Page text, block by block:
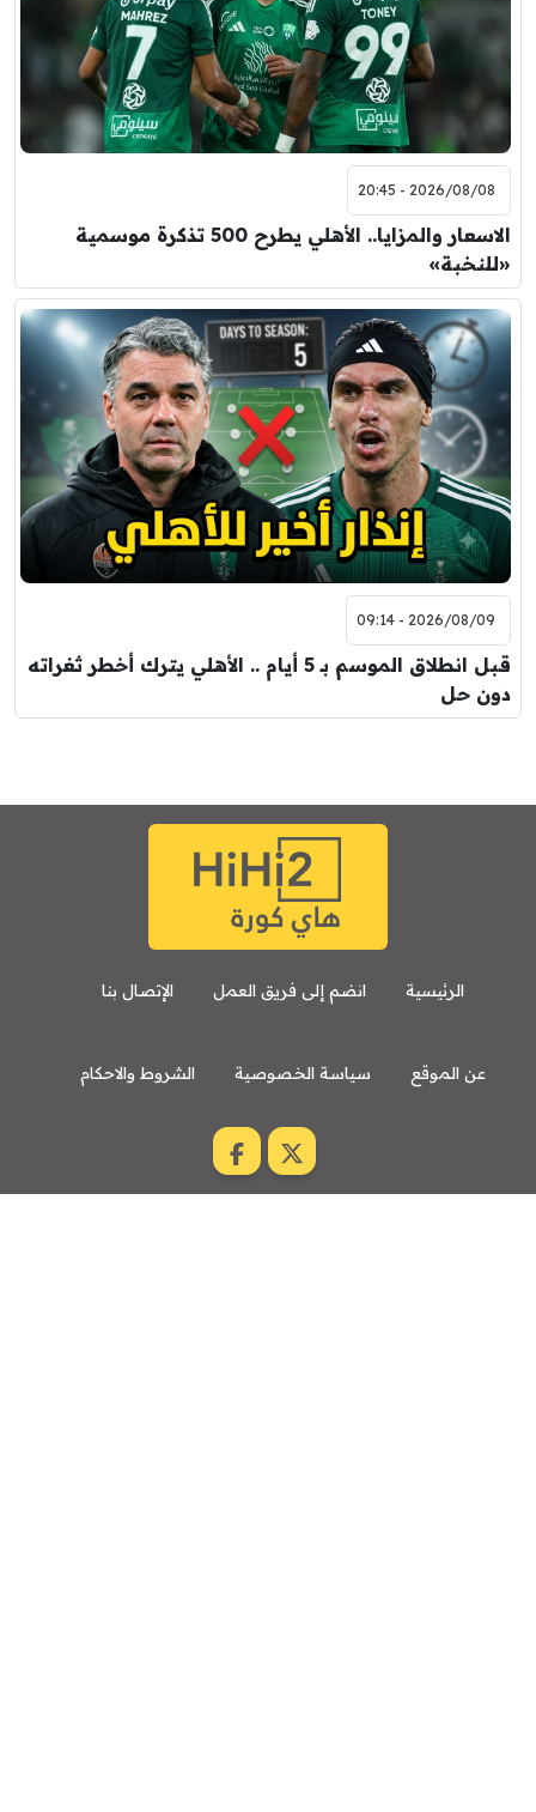
2026/08/08 - 20:45
الاسعار والمزايا.. الأهلي يطرح 500 تذكرة موسمية
«للنخبة»
2026/08/09 - 09:14
قبل انطلاق الموسم بـ 5 أيام .. الأهلي يترك أخطر ثغراته
دون حل
الرئيسية انضم إلى فريق العمل الإتصال بنا
عن الموقع سياسة الخصوصية الشروط والاحكام